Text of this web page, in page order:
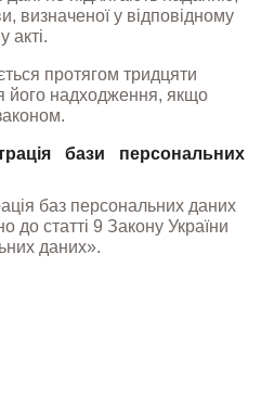
визначеної у відповідному
акті.
протягом тридцяти
його надходження, якщо
бази персональних
баз персональних даних
до статті 9 Закону України
даних».